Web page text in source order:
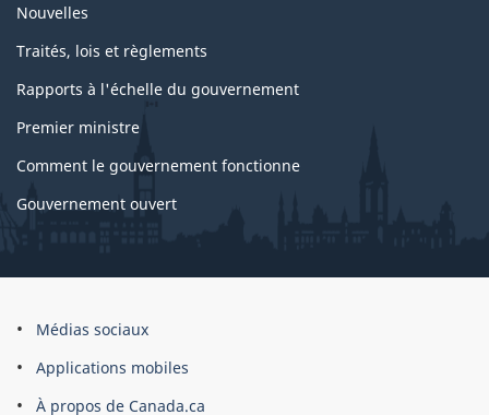
Nouvelles
Traités, lois et règlements
Rapports à l'échelle du gouvernement
Premier ministre
Comment le gouvernement fonctionne
Gouvernement ouvert
À
propos
du
Médias sociaux
Applications mobiles
À propos de Canada.ca